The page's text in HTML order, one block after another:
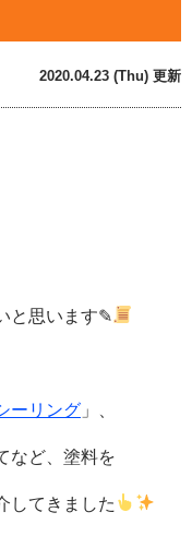
2020.04.23 (Thu) 更新
と思います✎
ーリング 」、
など、塗料を
してきました